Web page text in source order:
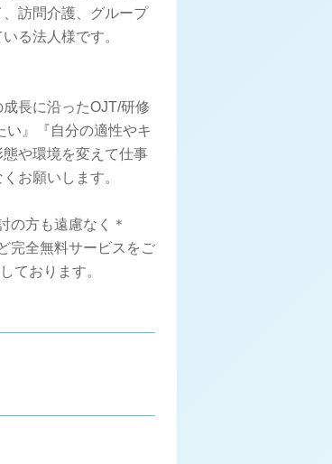
訪問介護、グループ
る法人様です。
長に沿ったOJT/研修
い』『自分の適性やキ
や環境を変えて仕事
お願いします。
の方も遠慮なく＊
完全無料サービスをご
ております。